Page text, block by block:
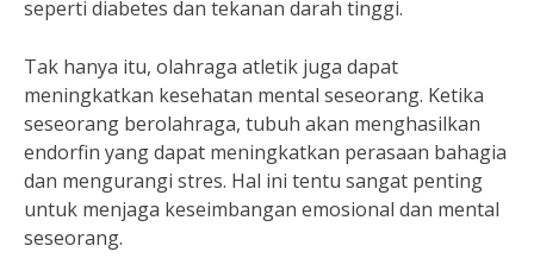
seperti diabetes dan tekanan darah tinggi.
Tak hanya itu, olahraga atletik juga dapat
meningkatkan kesehatan mental seseorang. Ketika
seseorang berolahraga, tubuh akan menghasilkan
endorfin yang dapat meningkatkan perasaan bahagia
dan mengurangi stres. Hal ini tentu sangat penting
untuk menjaga keseimbangan emosional dan mental
seseorang.